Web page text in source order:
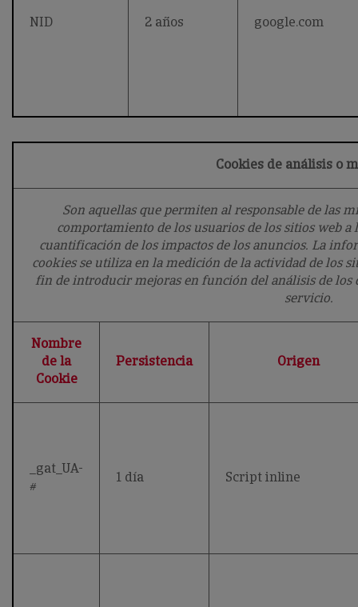
NID 2 años google.com
Cookies de análisis o
Son aquellas que permiten al responsable de las
comportamiento de los usuarios de los sitios web
cuantificación de los impactos de los anuncios. La
cookies se utiliza en la medición de la actividad de los
fin de introducir mejoras en función del análisis de los
servicio.
Nombre
de la
Cookie
Persistencia Origen
_gat_UA-
#
1 día Script inline